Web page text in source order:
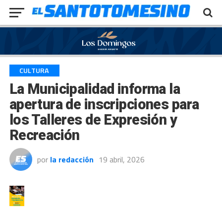
CULTURA
La Municipalidad informa la
apertura de inscripciones para
los Talleres de Expresión y
Recreación
por la redacción 19 abril, 2026
Exit mobile version